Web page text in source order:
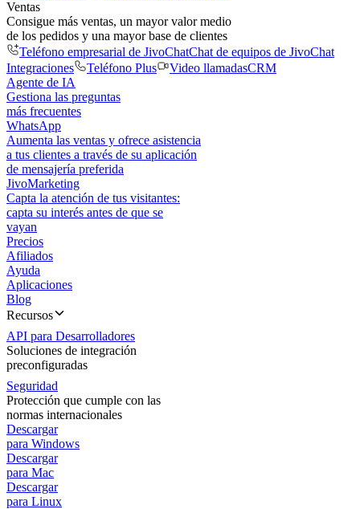
Ventas
Consigue más ventas, un mayor valor medio
de los pedidos y una mayor base de clientes
Teléfono empresarial de JivoChatChat de equipos de JivoChat
Integraciones
Teléfono Plus Video llamadasCRM
Agente de IA
Gestiona las preguntas
más frecuentes
WhatsApp
Aumenta las ventas y ofrece asistencia
a tus clientes a través de su aplicación
de mensajería preferida
JivoMarketing
Capta la atención de tus visitantes:
capta su interés antes de que se
vayan
Precios
Afiliados
Ayuda
Aplicaciones
Blog
Recursos
API para Desarrolladores
Soluciones de integración
preconfiguradas
Seguridad
Protección que cumple con las
normas internacionales
Descargar
para Windows
Descargar
para Mac
Descargar
para Linux